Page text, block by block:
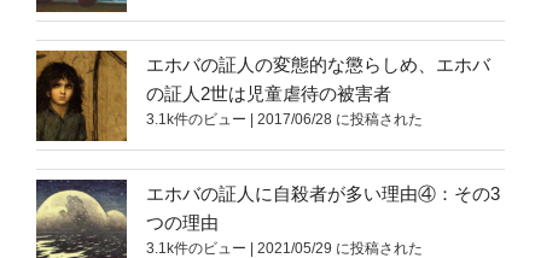
エホバの証人の変態的な懲らしめ、エホバ
の証人2世は児童虐待の被害者
3.1k件のビュー | 2017/06/28 に投稿された
エホバの証人に自殺者が多い理由④：その3
つの理由
3.1k件のビュー | 2021/05/29 に投稿された